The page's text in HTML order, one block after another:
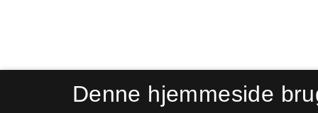
Denne hjemmeside